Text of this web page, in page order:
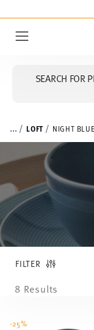
SEARCH FOR
... LOFT NIGHT BLUE
FILTER
8 Results
-25%